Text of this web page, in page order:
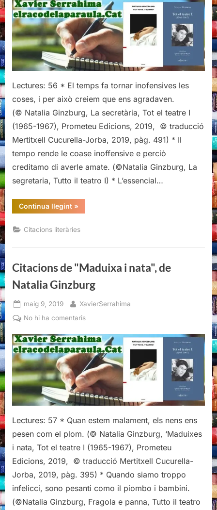
de
“La
secretària”,
de
Natalia
Ginzburg
Lectures: 56 * El temps fa tornar inofensives les
coses, i per això creiem que ens agradaven.
(© Natalia Ginzburg, La secretària, Tot el teatre I
(1965-1967), Prometeu Edicions, 2019, © traducció
Mertitxell Cucurella-Jorba, 2019, pàg. 491) * Il
tempo rende le coase inoffensive e perciò
creditamo di averle amate. (©Natalia Ginzburg, La
segretaria, Tutto il teatro I) * L’essencial…
Continua llegint“Citacions
de
secretària”,
de
Ginzburg”
»
Citacions literàries
Citacions de "Maduixa i nata", de
Natalia Ginzburg
Posted
on
maig 9, 2019 By
XavierSerrahima
No hi ha comentarisa
de
"Maduixa
nata",
de
Natalia
Ginzburg
Lectures: 57 * Quan estem malament, els nens ens
pesen com el plom. (© Natalia Ginzburg, ‘Maduixes
i nata, Tot el teatre I (1965-1967), Prometeu
Edicions, 2019, © traducció Mertitxell Cucurella-
Jorba, 2019, pàg. 395) * Quando siamo troppo
infelicci, sono pesanti como il piombo i bambini.
(©Natalia Ginzburg, Fragola e panna, Tutto il teatro